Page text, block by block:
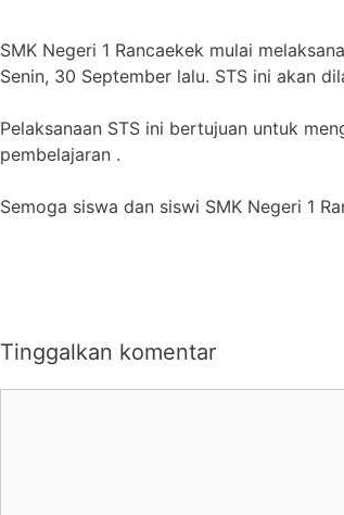
SMK Negeri 1 Rancaekek mulai
Senin, 30 September lalu. STS ini akan
Pelaksanaan STS ini bertujuan untuk
pembelajaran .
Semoga siswa dan siswi SMK Negeri 1
Tinggalkan komentar